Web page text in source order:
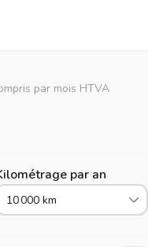
par mois HTVA
par an
10 000 km